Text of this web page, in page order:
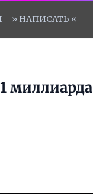
» НАПИСАТЬ «
миллиарда